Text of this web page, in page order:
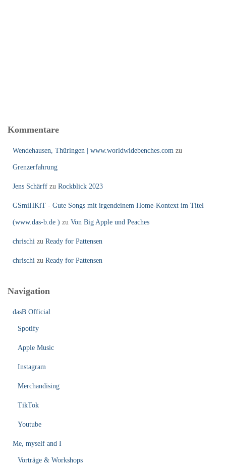
Kommentare
Wendehausen, Thüringen | www.worldwidebenches.com zu
Grenzerfahrung
Jens Schärff zu Rockblick 2023
GSmiHKiT - Gute Songs mit irgendeinem Home-Kontext im Titel
(www.das-b.de ) zu Von Big Apple und Peaches
chrischi zu Ready for Pattensen
chrischi zu Ready for Pattensen
Navigation
dasB Official
Spotify
Apple Music
Instagram
Merchandising
TikTok
Youtube
Me, myself and I
Vorträge & Workshops